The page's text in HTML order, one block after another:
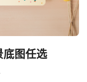
底图任选